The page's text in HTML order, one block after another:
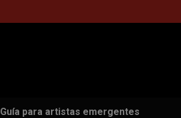
Guía para artistas emergentes